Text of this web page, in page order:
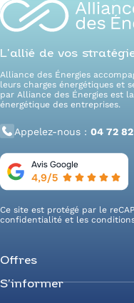
L’allié de vos
Alliance des Énergies
leurs charges énergétiques et
par Alliance des Énergies est
énergétique des entreprises.
Appelez-nous : 04 72
Ce site est protégé par le
confidentialité et les
Offres
Achetez votre énergie
S’informer